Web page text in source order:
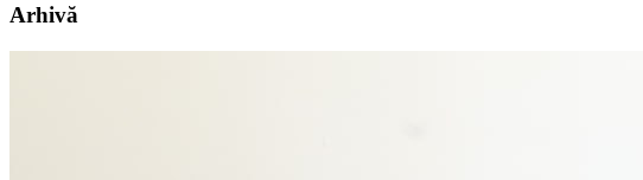
Arhivă